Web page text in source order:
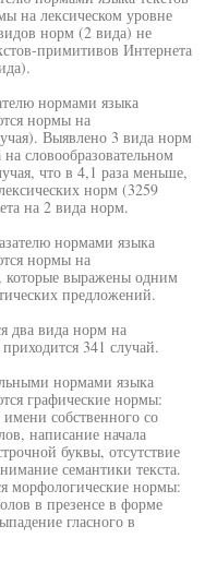
на лексическом уровне
норм (2 вида) не
примитивов Интернета
нормами языка
нормы на
Выявлено 3 вида норм
словообразовательном
что в 4,1 раза меньше,
норм (3259
на 2 вида норм.
нормами языка
нормы на
которые выражены одним
предложений.
два вида норм на
341 случай.
нормами языка
графические нормы:
собственного со
написание начала
буквы, отсутствие
семантики текста.
морфологические нормы:
в презенсе в форме
гласного в